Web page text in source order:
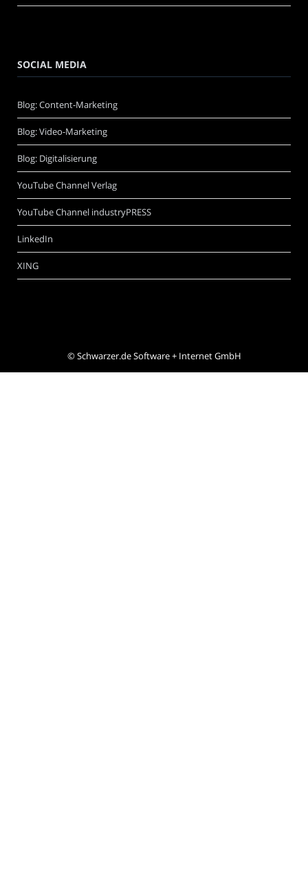
SOCIAL MEDIA
Blog: Content-Marketing
Blog: Video-Marketing
Blog: Digitalisierung
YouTube Channel Verlag
YouTube Channel industryPRESS
LinkedIn
XING
©Schwarzer.de Software + Internet GmbH